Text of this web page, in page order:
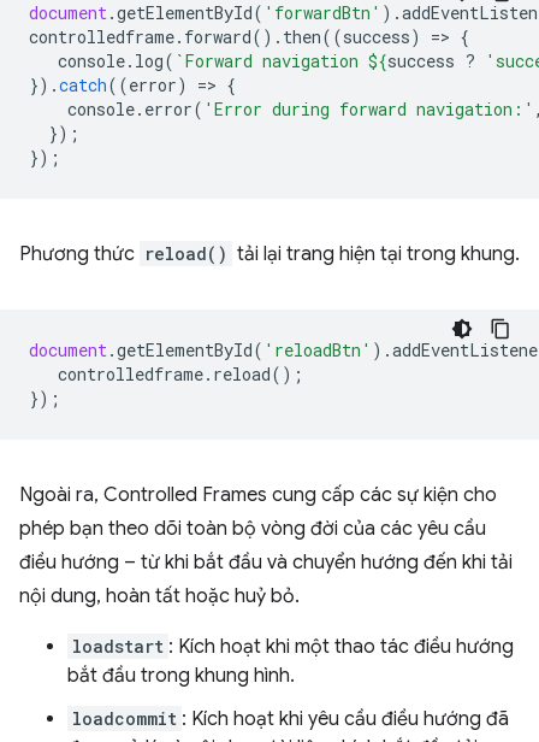
document.getElementById( 'forwardBtn' ).
controlledframe. forward(). then((success) => {
console. log( `Forward navigation ${success ?
}).catch((error) => {
console. error( 'Error during forward navigation:'
});
});
Phương thức reload() tải lại trang hiện tại trong khung.
document.getElementById( 'reloadBtn' ).
controlledframe. reload();
});
Ngoài ra, Controlled Frames cung cấp các sự kiện cho
phép bạn theo dõi toàn bộ vòng đời của các yêu cầu
điều hướng – từ khi bắt đầu và chuyển hướng đến khi tải
nội dung, hoàn tất hoặc huỷ bỏ.
loadstart : Kích hoạt khi một thao tác điều hướng
bắt đầu trong khung hình.
loadcommit : Kích hoạt khi yêu cầu điều hướng đã